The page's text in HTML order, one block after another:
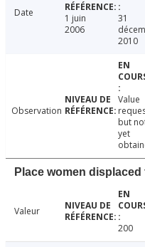
Date
1 juin
2006
31
2010
Observation
Value
but
yet
Place women
Valeur
200